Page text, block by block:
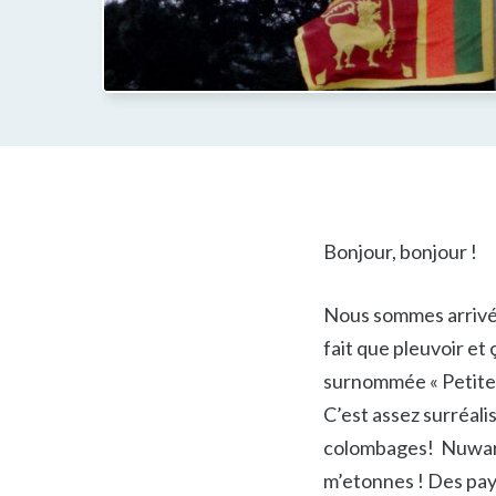
Bonjour, bonjour !
Nous sommes
fait que pleuvoir et
surnommée «
C’est assez
colombages!
m’etonnes ! Des